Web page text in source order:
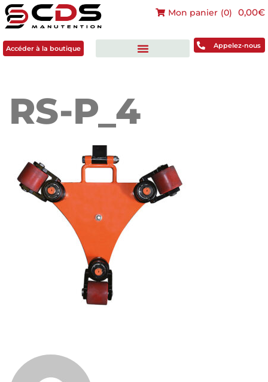
Accéder à la boutique
Mon panier (0) 0,00€
Appelez-nous
RS-P_4